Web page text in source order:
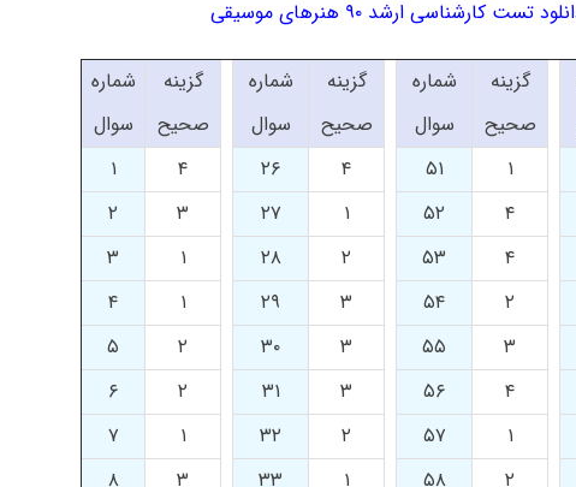
تست کارشناسی ارشد ۹۰ هنرهای موسیقی
گزینه
صحیح
شماره
سوال
گزینه
صحیح
شماره
سوال
گزینه
صحیح
شماره
سوال
۱ ۵۱ ۴ ۲۶ ۴
۱
۴ ۵۲ ۱ ۲۷ ۳
۲
۴ ۵۳ ۲ ۲۸ ۱
۳
۲ ۵۴ ۳ ۲۹ ۱
۴
۳ ۵۵ ۳ ۳۰ ۲
۵
۴ ۵۶ ۳ ۳۱ ۲
۶
۱ ۵۷ ۲ ۳۲ ۱
۷
۲ ۵۸ ۱ ۳۳ ۳
۸